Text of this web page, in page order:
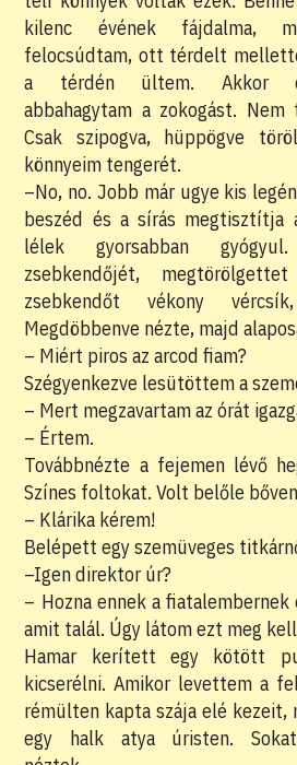
kilenc évének fájdalma,
felocsúdtam, ott térdelt
a térdén ültem. Akkor
abbahagytam a zokogást.
Csak szipogva, hüppögve
könnyeim tengerét.
–No, no. Jobb már ugye kis
beszéd és a sírás
lélek gyorsabban
zsebkendőjét,
zsebkendőt vékony
Megdöbbenve nézte, majd
– Miért piros az arcod fiam?
Szégyenkezve lesütöttem a
– Mert megzavartam az órát
– Értem.
Továbbnézte a fejemen lévő
Színes foltokat. Volt belőle
– Klárika kérem!
Belépett egy szemüveges
–Igen direktor úr?
– Hozna ennek a
amit talál. Úgy látom ezt meg
Hamar kerített egy kötött
kicserélni. Amikor levettem a
rémülten kapta szája elé
egy halk atya úristen.